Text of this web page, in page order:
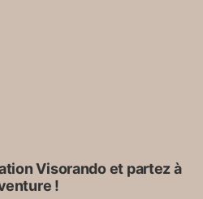
Visorando et partez à
!